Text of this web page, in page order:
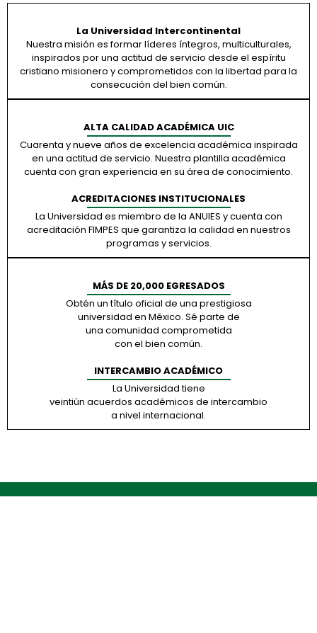
La Universidad Intercontinental
Nuestra misión es formar líderes íntegros, multiculturales,
inspirados por una actitud de servicio desde el espíritu
cristiano misionero y comprometidos con la libertad para la
consecución del bien común.
ALTA CALIDAD ACADÉMICA UIC
Cuarenta y nueve años de excelencia académica inspirada
en una actitud de servicio. Nuestra plantilla académica
cuenta con gran experiencia en su área de conocimiento.
ACREDITACIONES INSTITUCIONALES
La Universidad es miembro de la ANUIES y cuenta con
acreditación FIMPES que garantiza la calidad en nuestros
programas y servicios.
MÁS DE 20,000 EGRESADOS
Obtén un título oficial de una prestigiosa
universidad en México. Sé parte de
una comunidad comprometida
con el bien común.
INTERCAMBIO ACADÉMICO
La Universidad tiene
veintiún acuerdos académicos de intercambio
a nivel internacional.